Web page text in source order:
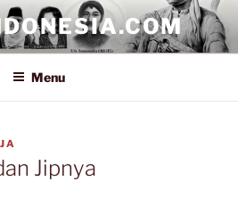
Menu
Jipnya